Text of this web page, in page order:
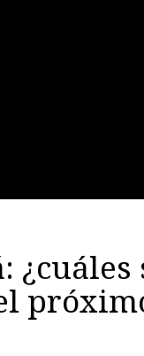
¿cuáles